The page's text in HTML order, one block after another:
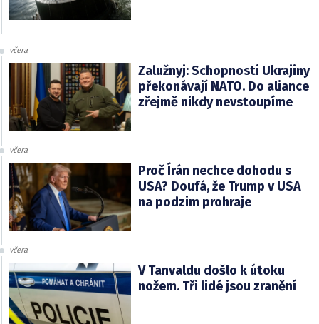
včera
Zalužnyj: Schopnosti Ukrajiny
překonávají NATO. Do aliance
zřejmě nikdy nevstoupíme
včera
Proč Írán nechce dohodu s
USA? Doufá, že Trump v USA
na podzim prohraje
včera
V Tanvaldu došlo k útoku
nožem. Tři lidé jsou zranění